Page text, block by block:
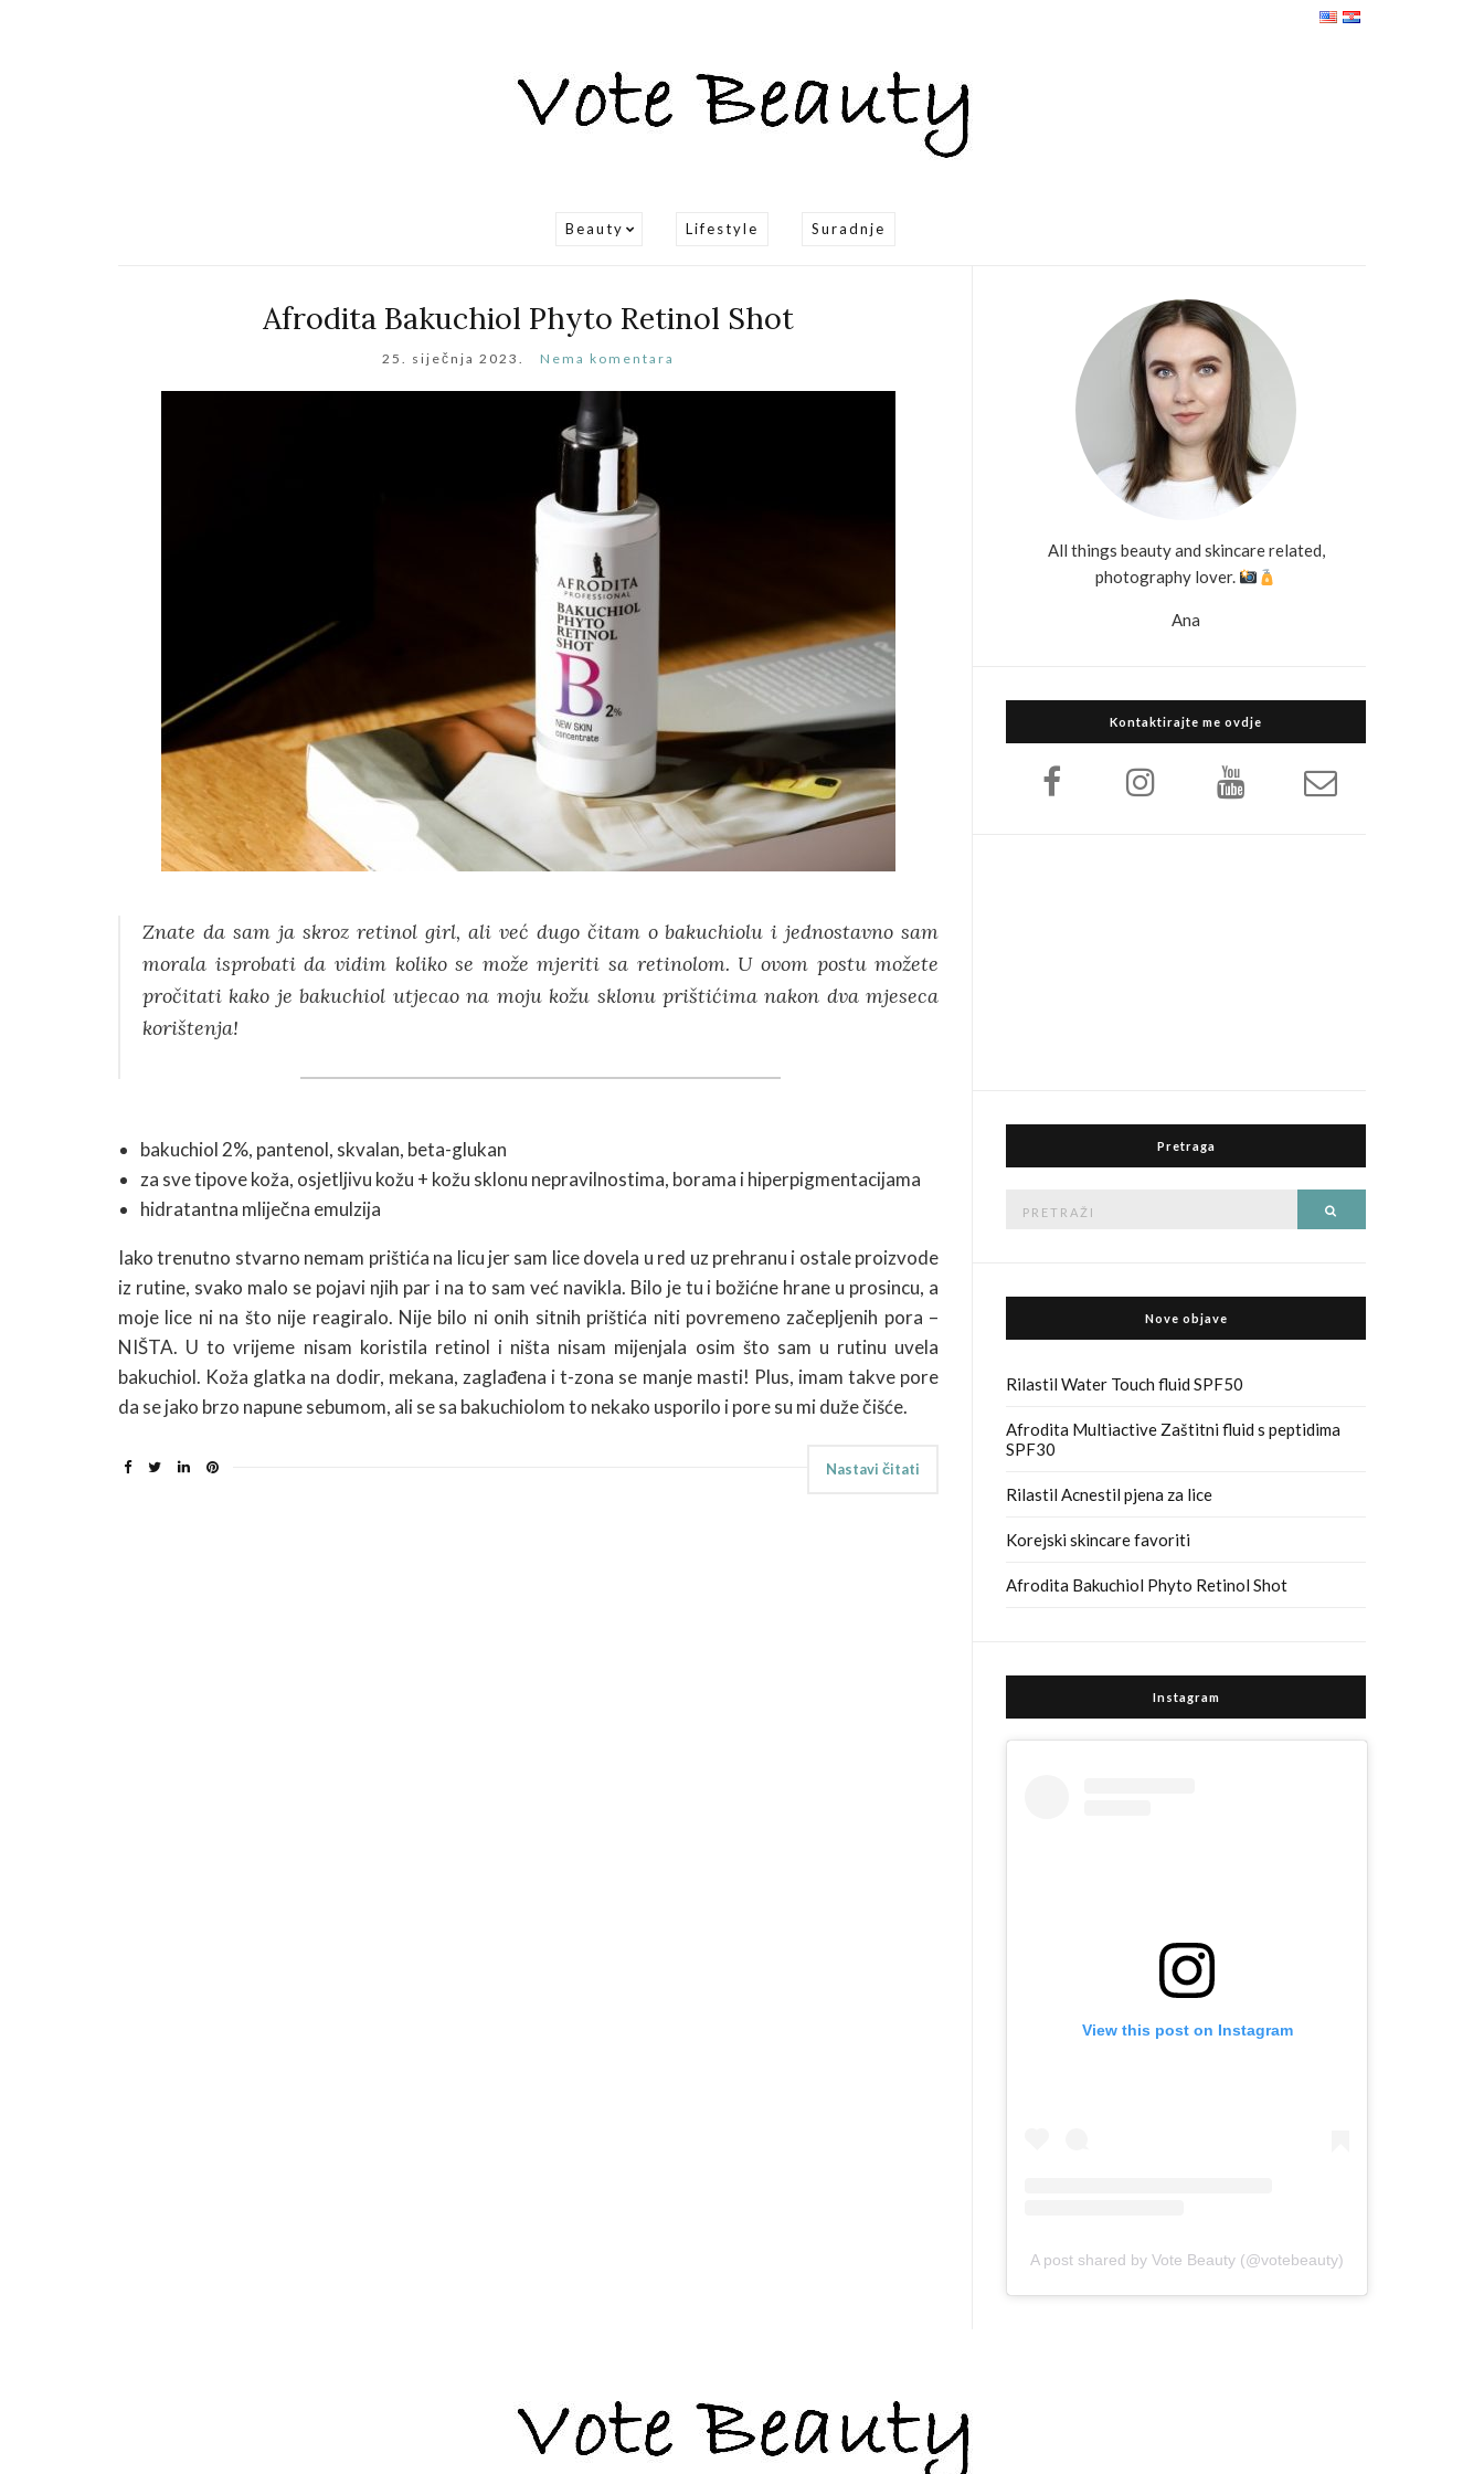
Beauty Lifestyle Suradnje
Afrodita Bakuchiol Phyto Retinol Shot
25. siječnja 2023. Nema komentara
Znate da sam ja skroz retinol girl, ali već dugo čitam o bakuchiolu i jednostavno sam
morala isprobati da vidim koliko se može mjeriti sa retinolom. U ovom postu možete
pročitati kako je bakuchiol utjecao na moju kožu sklonu prištićima nakon dva mjeseca
korištenja!
bakuchiol 2%, pantenol, skvalan, beta-glukan
za sve tipove koža, osjetljivu kožu + kožu sklonu nepravilnostima, borama i hiperpigmentacijama
hidratantna mliječna emulzija
Iako trenutno stvarno nemam prištića na licu jer sam lice dovela u red uz prehranu i ostale proizvode
iz rutine, svako malo se pojavi njih par i na to sam već navikla. Bilo je tu i božićne hrane u prosincu, a
moje lice ni na što nije reagiralo. Nije bilo ni onih sitnih prištića niti povremeno začepljenih pora –
NIŠTA. U to vrijeme nisam koristila retinol i ništa nisam mijenjala osim što sam u rutinu uvela
bakuchiol. Koža glatka na dodir, mekana, zaglađena i t-zona se manje masti! Plus, imam takve pore
da se jako brzo napune sebumom, ali se sa bakuchiolom to nekako usporilo i pore su mi duže čišće.
Nastavi čitati
All things beauty and skincare related,
photography lover.
Ana
Kontaktirajte me ovdje
Pretraga
Nove objave
Rilastil Water Touch fluid SPF50
Afrodita Multiactive Zaštitni fluid s peptidima
SPF30
Rilastil Acnestil pjena za lice
Korejski skincare favoriti
Afrodita Bakuchiol Phyto Retinol Shot
Instagram
View this post on Instagram
A post shared by Vote Beauty (@votebeauty)